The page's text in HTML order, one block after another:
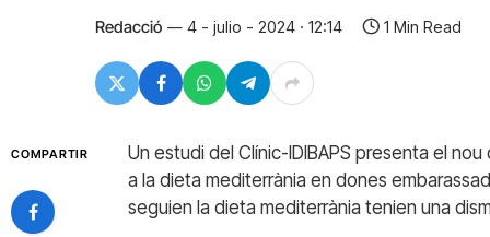
Redacció 4 - julio - 2024 · 12:14 1 Min Read
COMPARTIR
Un estudi del Clínic-IDIBAPS presenta el
a la dieta mediterrània en dones
seguien la dieta mediterrània tenien una